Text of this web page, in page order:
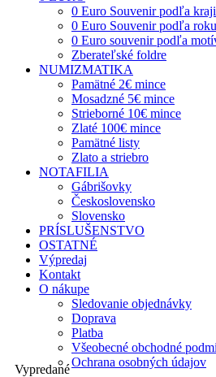
0 Euro Souvenir podľa
0 Euro Souvenir podľa
0 Euro souvenir podľa
Zberateľské foldre
NUMIZMATIKA
Pamätné 2€ mince
Mosadzné 5€ mince
Strieborné 10€ mince
Zlaté 100€ mince
Pamätné listy
Zlato a striebro
NOTAFILIA
Gábrišovky
Československo
Slovensko
PRÍSLUŠENSTVO
OSTATNÉ
Výpredaj
Kontakt
O nákupe
Sledovanie objednávky
Doprava
Platba
Všeobecné obchodné
Ochrana osobných údajov
Vypredané